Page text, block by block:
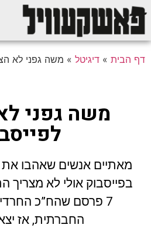
דף הבית » דיגיטל » משה גפני לא
משה גפני
מאתיים אנשים שאהבו
בפייסבוק אולי לא מצריך
7 פרסם שהח”כ
החברתית, אז